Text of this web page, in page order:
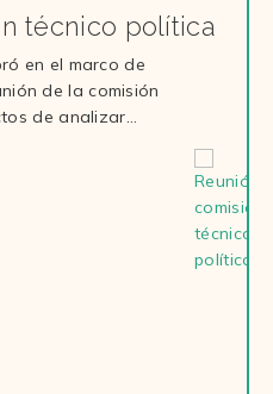
técnico política
en el marco de
de la comisión
de analizar…